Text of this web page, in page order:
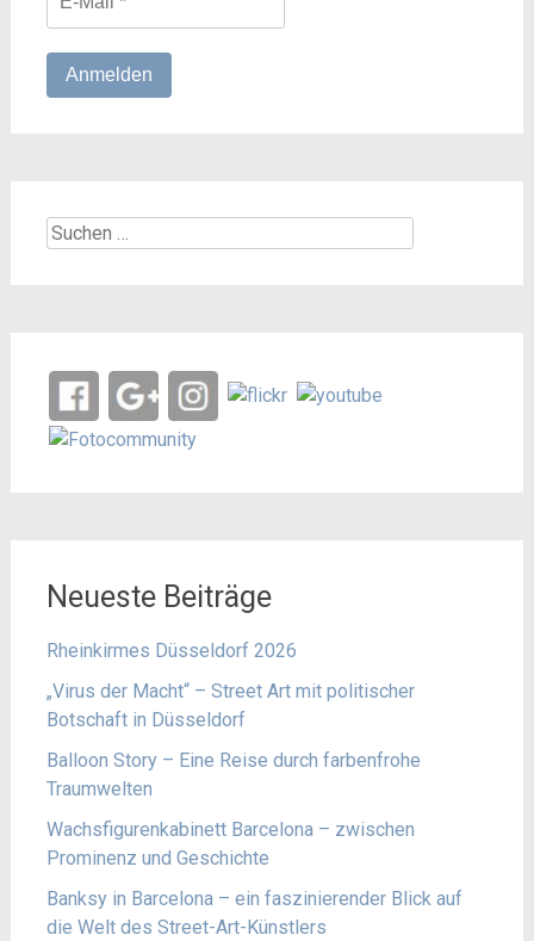
Suchen
Neueste Beiträge
Rheinkirmes Düsseldorf 2026
„Virus der Macht“ – Street Art mit politischer
Botschaft in Düsseldorf
Balloon Story – Eine Reise durch farbenfrohe
Traumwelten
Wachsfigurenkabinett Barcelona – zwischen
Prominenz und Geschichte
Banksy in Barcelona – ein faszinierender Blick auf
die Welt des Street-Art-Künstlers